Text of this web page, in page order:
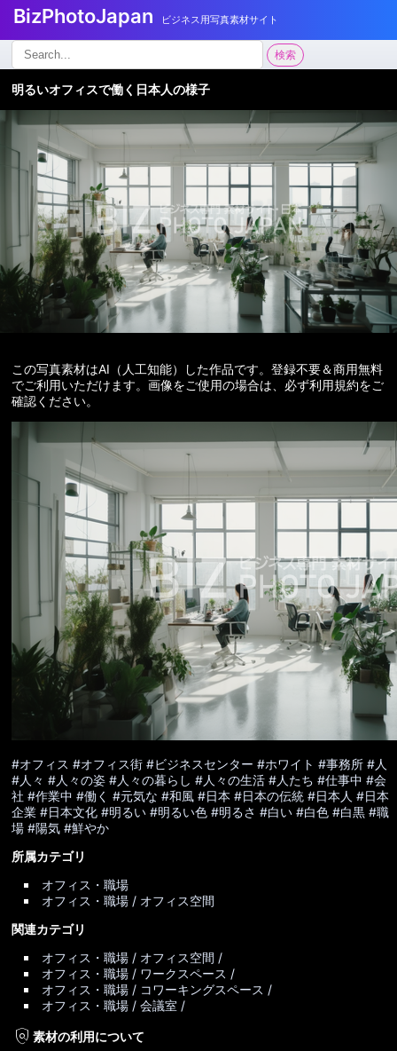
BizPhotoJapan ビジネス用写真素材サイト
検
索:
検索
明るいオフィスで働く日本人の様子
この写真素材はAI（人工知能）した作品です。登録不要＆商用無料
でご利用いただけます。画像をご使用の場合は、必ず利用規約をご
確認ください。
#オフィス #オフィス街 #ビジネスセンター #ホワイト #事務所 #人
#人々 #人々の姿 #人々の暮らし #人々の生活 #人たち #仕事中 #会
社 #作業中 #働く #元気な #和風 #日本 #日本の伝統 #日本人 #日本
企業 #日本文化 #明るい #明るい色 #明るさ #白い #白色 #白黒 #職
場 #陽気 #鮮やか
所属カテゴリ
オフィス・職場
オフィス・職場 / オフィス空間
関連カテゴリ
オフィス・職場 / オフィス空間 /
オフィス・職場 / ワークスペース /
オフィス・職場 / コワーキングスペース /
オフィス・職場 / 会議室 /
policy素材の利用について